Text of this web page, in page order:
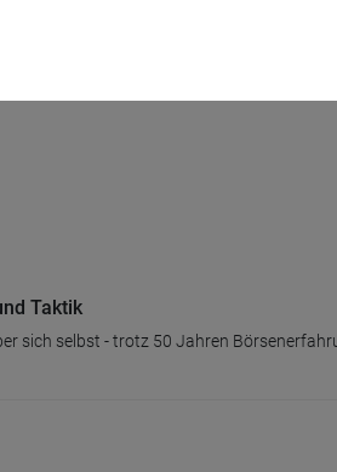
Taktik
sich selbst - trotz 50 Jahren